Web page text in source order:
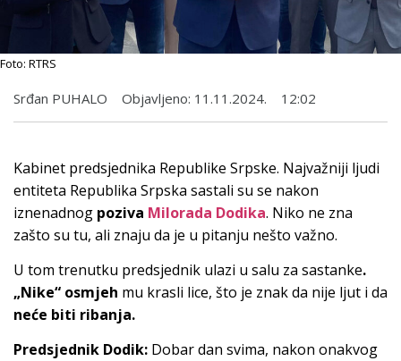
Foto: RTRS
Srđan PUHALO Objavljeno: 11.11.2024. 12:02
Kabinet predsjednika Republike Srpske. Najvažniji ljudi
entiteta Republika Srpska sastali su se nakon
iznenadnog poziva Milorada Dodika. Niko ne zna
zašto su tu, ali znaju da je u pitanju nešto važno.
U tom trenutku predsjednik ulazi u salu za sastanke.
„Nike“ osmjeh mu krasli lice, što je znak da nije ljut i da
neće biti ribanja.
Predsjednik Dodik: Dobar dan svima, nakon onakvog